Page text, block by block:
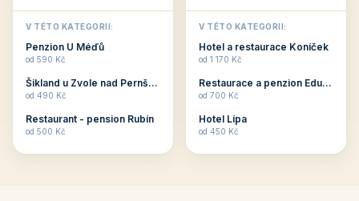
pro Vás připraveny
objekty, které nabízí
ubytování skupin v
penzionech, hotelích a
Budete překva...
V TÉTO KATEGORII:
Penzion U Méďů
od 590 Kč
Šikland u Zvole nad Pernštejnem
od 490 Kč
Restaurant - pension Rubín
od 500 Kč
jsou pro Vás připraveny
objekty, které mají
zkušenosti pořádat i
menší firemní akce a
ob...
V TÉTO KATEGORII:
Hotel a restaurace Koníček
od 1 170 Kč
Restaurace a penzion Eduard
od 700 Kč
Hotel Lípa
od 450 Kč